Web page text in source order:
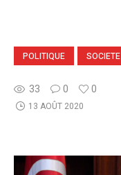
POLITIQUE SOCIETE
33 0 0
13 AOÛT 2020